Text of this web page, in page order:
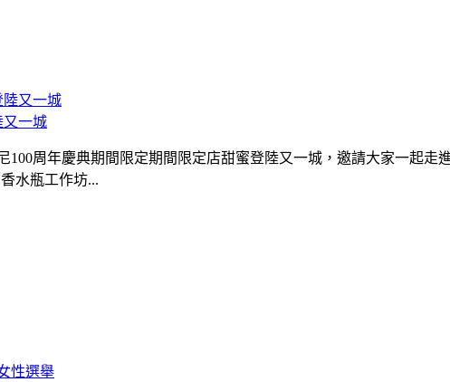
又一城
100周年慶典期間限定期間限定店甜蜜登陸又一城，邀請大家一起
水瓶工作坊...